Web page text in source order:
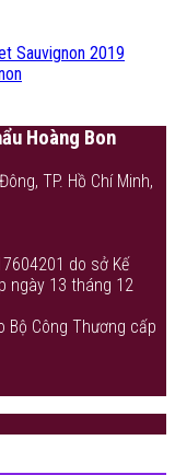
Sauvignon 2019
Hoàng Bon
TP. Hồ Chí Minh,
do sở Kế
ngày 13 tháng 12
Bộ Công Thương cấp